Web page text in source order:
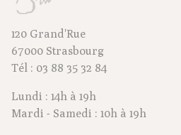
120 Grand'Rue
67000 Strasbourg
Tél : 03 88 35 32 84
Lundi : 14h à 19h
Mardi - Samedi : 10h à 19h